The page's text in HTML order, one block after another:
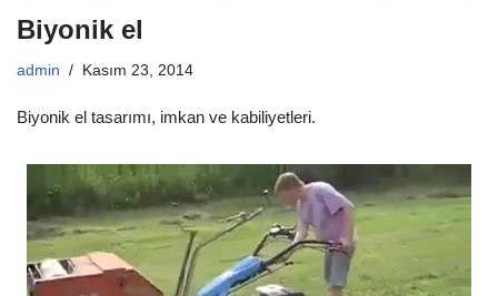
Biyonik el
admin Kasım 23, 2014
Biyonik el tasarımı, imkan ve kabiliyetleri.